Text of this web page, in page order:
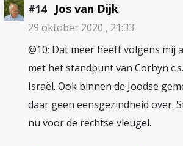
#14 Jos van Dijk
29 oktober 2020 , 21:33
@10: Dat meer heeft volgens mij
met het standpunt van Corbyn
Israël. Ook binnen de Joodse
daar geen eensgezindheid over.
nu voor de rechtse vleugel.